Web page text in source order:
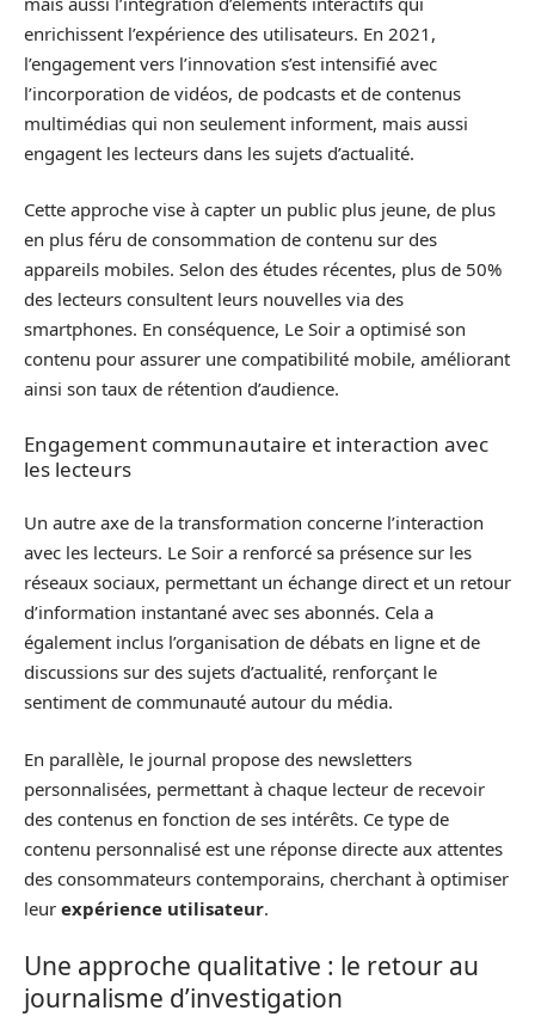
enrichissent l’expérience des utilisateurs. En 2021,
l’engagement vers l’innovation s’est intensifié avec
l’incorporation de vidéos, de podcasts et de contenus
multimédias qui non seulement informent, mais aussi
engagent les lecteurs dans les sujets d’actualité.
Cette approche vise à capter un public plus jeune, de plus
en plus féru de consommation de contenu sur des
appareils mobiles. Selon des études récentes, plus de 50%
des lecteurs consultent leurs nouvelles via des
smartphones. En conséquence, Le Soir a optimisé son
contenu pour assurer une compatibilité mobile, améliorant
ainsi son taux de rétention d’audience.
Engagement communautaire et interaction avec
les lecteurs
Un autre axe de la transformation concerne l’interaction
avec les lecteurs. Le Soir a renforcé sa présence sur les
réseaux sociaux, permettant un échange direct et un retour
d’information instantané avec ses abonnés. Cela a
également inclus l’organisation de débats en ligne et de
discussions sur des sujets d’actualité, renforçant le
sentiment de communauté autour du média.
En parallèle, le journal propose des newsletters
personnalisées, permettant à chaque lecteur de recevoir
des contenus en fonction de ses intérêts. Ce type de
contenu personnalisé est une réponse directe aux attentes
des consommateurs contemporains, cherchant à optimiser
leur expérience utilisateur.
Une approche qualitative : le retour au
journalisme d’investigation